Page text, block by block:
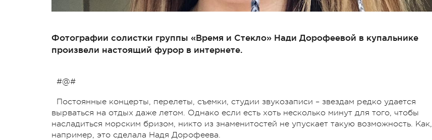
Фотографии солистки группы «Время и Стекло» Нади Дорофеевой в купальнике
произвели настоящий фурор в интернете.
#@#
Постоянные концерты, перелеты, съемки, студии звукозаписи – звездам редко удается
вырваться на отдых даже летом. Однако если есть хоть несколько минут для того, чтобы
насладиться морским бризом, никто из знаменитостей не упускает такую возможность. Как,
например, это сделала Надя Дорофеева.